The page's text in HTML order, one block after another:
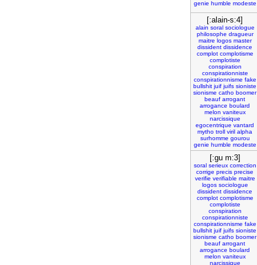
genie humble modeste
[:alain-s:4]
alain soral sociologue
philosophe dragueur
maitre logos master
dissident dissidence
complot complotisme
complotiste
conspiration
conspirationniste
conspirationnisme fake
bullshit juif juifs sioniste
sionisme catho boomer
beauf arrogant
arrogance boulard
melon vaniteux
narcissique
egocentrique vantard
mytho troll viril alpha
surhomme gourou
genie humble modeste
[:gu m:3]
soral serieux correction
corrige precis precise
verifie verifiable maitre
logos sociologue
dissident dissidence
complot complotisme
complotiste
conspiration
conspirationniste
conspirationnisme fake
bullshit juif juifs sioniste
sionisme catho boomer
beauf arrogant
arrogance boulard
melon vaniteux
narcissique